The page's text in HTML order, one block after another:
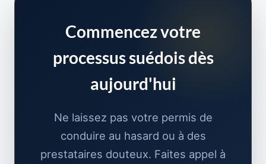
Commencez votre
processus suédois dès
aujourd'hui
Ne laissez pas votre permis de
conduire au hasard ou à des
prestataires douteux. Faites appel à